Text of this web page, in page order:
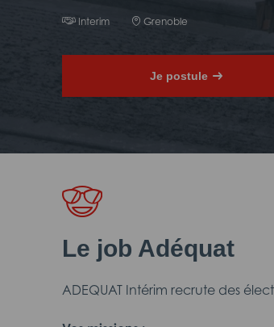
Interim Grenoble
Je postule
Le job Adéquat
ADEQUAT Intérim recrute des